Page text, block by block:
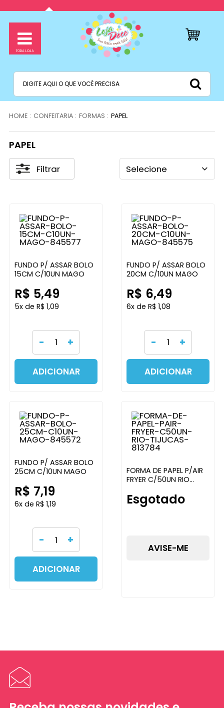
CONFEITARIA FORMAS PAPEL
PAPEL
Filtrar Selecione
FUNDO P/ ASSAR BOLO
15CM C/10UN MAGO
R$ 5,49
5x de R$ 1,09
- +
ADICIONAR
FUNDO P/ ASSAR BOLO
20CM C/10UN MAGO
R$ 6,49
6x de R$ 1,08
- +
ADICIONAR
FUNDO P/ ASSAR BOLO
25CM C/10UN MAGO
R$ 7,19
6x de R$ 1,19
- +
ADICIONAR
FORMA DE PAPEL P/AIR
FRYER C/50UN RIO
Esgotado
AVISE-ME